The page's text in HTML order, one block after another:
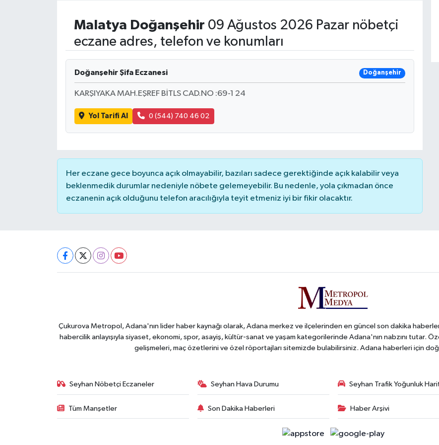
Malatya Doğanşehir 09 Ağustos 2026 Pazar nöbetçi
eczane adres, telefon ve konumları
Doğanşehir Şifa Eczanesi Doğanşehir
KARŞIYAKA MAH.EŞREF BİTLS CAD.NO :69-1 24
Yol Tarifi Al 0 (544) 740 46 02
Her eczane gece boyunca açık olmayabilir, bazıları sadece gerektiğinde açık kalabilir veya
beklenmedik durumlar nedeniyle nöbete gelemeyebilir. Bu nedenle, yola çıkmadan önce
eczanenin açık olduğunu telefon aracılığıyla teyit etmeniz iyi bir fikir olacaktır.
Çukurova Metropol, Adana'nın lider haber kaynağı olarak, Adana merkez ve ilçelerinden en güncel son dakika
habercilik anlayışıyla siyaset, ekonomi, spor, asayiş, kültür-sanat ve yaşam kategorilerinde Adana'nın nabzını tutar.
gelişmeleri, maç özetlerini ve özel röportajları sitemizde bulabilirsiniz. Adana haberleri için
Seyhan Nöbetçi Eczaneler Seyhan Hava Durumu Seyhan Trafik Yoğunluk
Tüm Manşetler Son Dakika Haberleri Haber Arşivi